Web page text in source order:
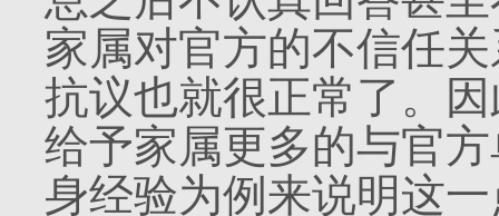
家属对官方的不信任
抗议也就很正常了。
给予家属更多的与官
身经验为例来说明这